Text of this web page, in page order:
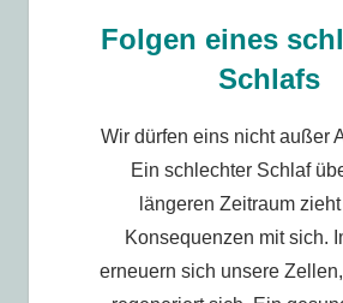
Folgen eines
Schlafs
Wir dürfen eins nicht außer
Ein schlechter Schlaf
längeren Zeitraum
Konsequenzen mit sich.
erneuern sich unsere